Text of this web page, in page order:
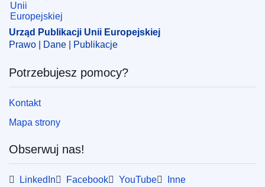
Urząd Publikacji Unii Europejskiej
Prawo | Dane | Publikacje
Potrzebujesz pomocy?
Kontakt
Mapa strony
Obserwuj nas!
LinkedIn Facebook YouTube Inne